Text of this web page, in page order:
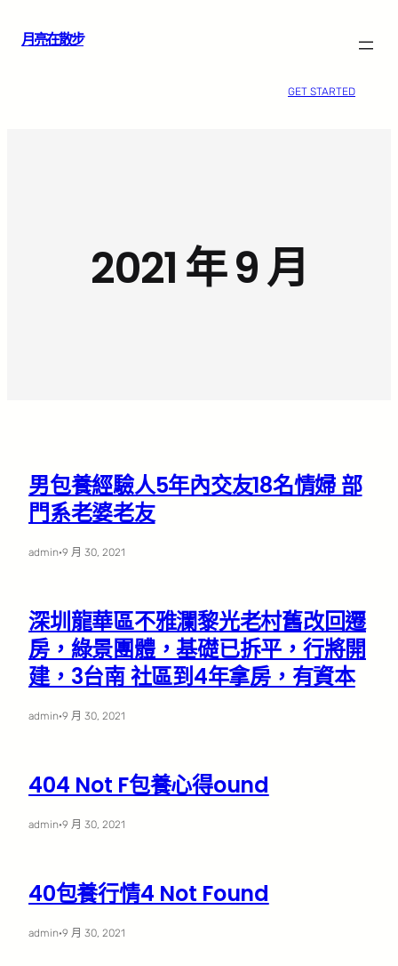
月亮在散步
GET STARTED
2021 年 9 月
男包養經驗人5年內交友18名情婦 部
門系老婆老友
admin·9 月 30, 2021
深圳龍華區不雅瀾黎光老村舊改回遷
房，綠景團體，基礎已拆平，行將開
建，3台南 社區到4年拿房，有資本
admin·9 月 30, 2021
404 Not F包養心得ound
admin·9 月 30, 2021
40包養行情4 Not Found
admin·9 月 30, 2021